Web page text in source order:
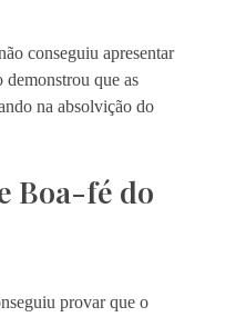
conseguiu apresentar
demonstrou que as
na absolvição do
Boa-fé do
provar que o